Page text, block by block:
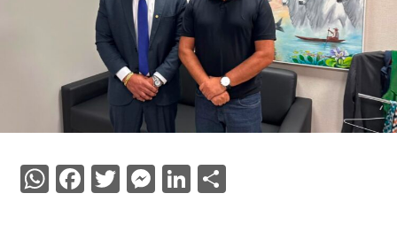
WhatsApp
Facebook
Twitter
Messenger
LinkedIn
Share